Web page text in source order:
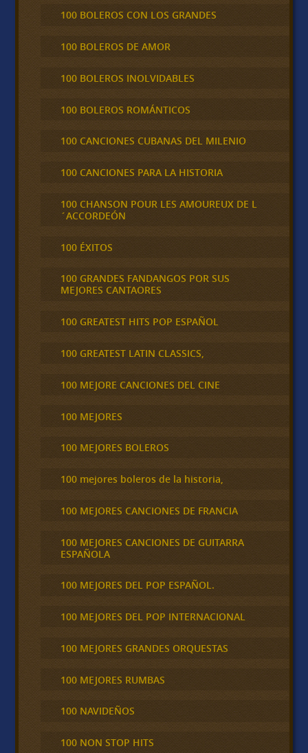
100 BOLEROS CON LOS GRANDES
100 BOLEROS DE AMOR
100 BOLEROS INOLVIDABLES
100 BOLEROS ROMÁNTICOS
100 CANCIONES CUBANAS DEL MILENIO
100 CANCIONES PARA LA HISTORIA
100 CHANSON POUR LES AMOUREUX DE L
´ACCORDEÓN
100 ÉXITOS
100 GRANDES FANDANGOS POR SUS
MEJORES CANTAORES
100 GREATEST HITS POP ESPAÑOL
100 GREATEST LATIN CLASSICS,
100 MEJORE CANCIONES DEL CINE
100 MEJORES
100 MEJORES BOLEROS
100 mejores boleros de la historia,
100 MEJORES CANCIONES DE FRANCIA
100 MEJORES CANCIONES DE GUITARRA
ESPAÑOLA
100 MEJORES DEL POP ESPAÑOL.
100 MEJORES DEL POP INTERNACIONAL
100 MEJORES GRANDES ORQUESTAS
100 MEJORES RUMBAS
100 NAVIDEÑOS
100 NON STOP HITS